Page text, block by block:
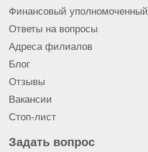
Финансовый уполномоченный
Ответы на вопросы
Адреса филиалов
Блог
Отзывы
Вакансии
Стоп-лист
Задать вопрос